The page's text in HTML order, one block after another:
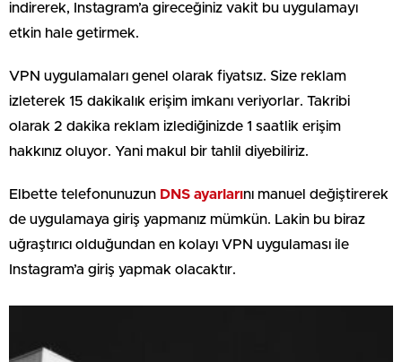
indirerek, Instagram’a gireceğiniz vakit bu uygulamayı
etkin hale getirmek.
VPN uygulamaları genel olarak fiyatsız. Size reklam
izleterek 15 dakikalık erişim imkanı veriyorlar. Takribi
olarak 2 dakika reklam izlediğinizde 1 saatlik erişim
hakkınız oluyor. Yani makul bir tahlil diyebiliriz.
Elbette telefonunuzun DNS ayarlarını manuel değiştirerek
de uygulamaya giriş yapmanız mümkün. Lakin bu biraz
uğraştırıcı olduğundan en kolayı VPN uygulaması ile
Instagram’a giriş yapmak olacaktır.